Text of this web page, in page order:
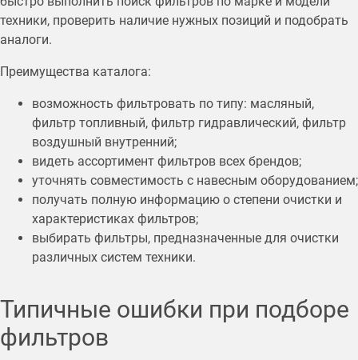
техники, проверить наличие нужных позиций и подобрать
аналоги.
Преимущества каталога:
возможность фильтровать по типу: масляный,
фильтр топливный, фильтр гидравлический, фильтр
воздушный внутренний;
видеть ассортимент фильтров всех брендов;
уточнять совместимость с навесным оборудованием;
получать полную информацию о степени очистки и
характеристиках фильтров;
выбирать фильтры, предназначенные для очистки
различных систем техники.
Типичные ошибки при подборе
фильтров